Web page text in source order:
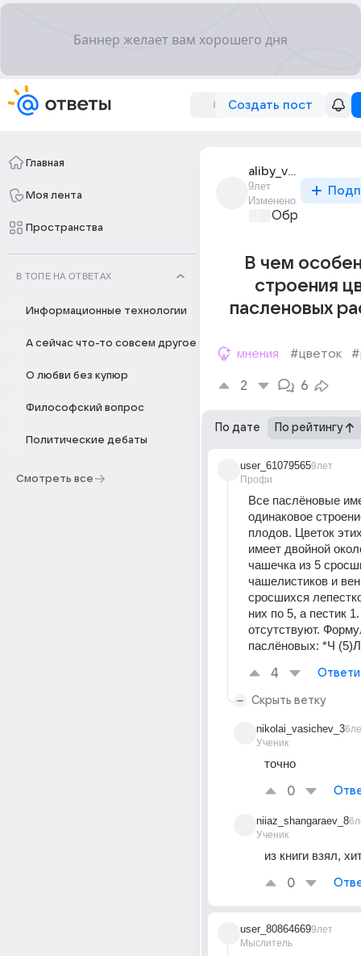
Создать пост
Главная
Моя лента
Пространства
В ТОПЕ НА ОТВЕТАХ
Информационные технологии
А сейчас что-то совсем другое
О любви без купюр
Философский вопрос
Политические дебаты
Смотреть все
aliby_vilis_1
9лет
Изменено
В чем
строения
пасленовых
мнения #цветок
2 6
По дате По рейтингу
user_61079565
Профи
9лет
Все паслёновые
одинаковое
плодов. Цветок
имеет двойной
чашечка из 5
чашелистиков и
сросшихся
них по 5, а пестик
отсутствуют.
паслёновых: *Ч
4
Скрыть ветку
nikolai_vasichev_3
Ученик
точно
0
niiaz_shangaraev_8
Ученик
из книги взял,
0
user_80864669
Мыслитель
9лет